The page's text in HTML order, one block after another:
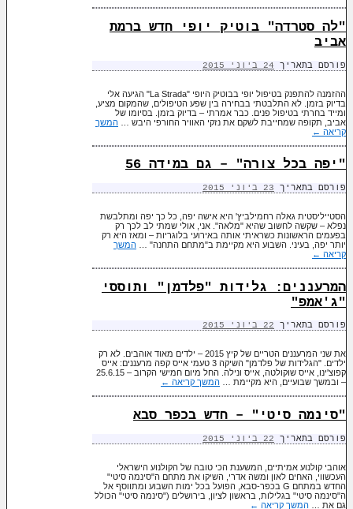
"לה סטרדה" בוטיק יופי חדש ברמת
אביב
פורסם בתאריך 24 ביוני 2015
ההזמנה להתפנק בטיפול יופי בבוטיק היופי "La Strada" הגיעה אלי
בדיוק בזמן. לא התלבטתי בבחירה בין שפע הטיפולים, שהמקום מציע,
ומייד בחרתי בטיפול פנים. כבר אמרתי – בדיוק בזמן. בסיומו של
אביב, תקופה שמחייבת לשקם את נזקי האוויר החורפי היבש … המשך
קריאה ←
"יפה בכל צורה" – גם במידה 56
פורסם בתאריך 23 ביוני 2015
הסטייליסטית גאלה רחמילביץ' היא אישה יפה, כל כך יפה ומתלבשת
נפלא – שקשה לחשוב שהיא "מלאה". אני, אולי שמתי לב לכך רק
בפעמים הראשונות כשראיתי אותה באירועי בלוגריות – ומאז היא רק
יותר יפה, בעיני. השבוע היא מקיימת ב"מתחם התחנה" … המשך
קריאה ←
המרעננים: גלידות "פלדמן" ותוססי
"ג'אמפ"
פורסם בתאריך 22 ביוני 2015
את שני המרעננים הטריים של קיץ 2015 – ילדים מאוד אוהבים. לא רק
ילדים. "הגלידות של פלדמן" השיקה 3 טעמי אייס קפה מרעננים: אייס
קפוצ'ינו, אייס שוקולטה, אייס ונילה. החל מיום חמישי הקרוב – 25.6.15
– ובמשך שבועיים, היא מקיימת … המשך קריאה ←
"סינמה סיטי" – חדש בכפר סבא
פורסם בתאריך 22 ביוני 2015
אוהבי קולנוע אמיתיים, המשענת הכי טובה של הקולנוע הישראלי
העכשווי, האחים לאון ומשה אדרי, השיקו את מתחם ה"סינמה סיטי"
החדש במתחם G בכפר-סבא, הפועל בכל ימות השבוע ומתווסף אל
ה"סינמה סיטי" בגלילות, בראשון לציון, בירושלים ("סינמה סיטי" הכולל
גם את … המשך קריאה ←